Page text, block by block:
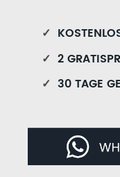
✓
✓ 2
✓ 30 TAGE